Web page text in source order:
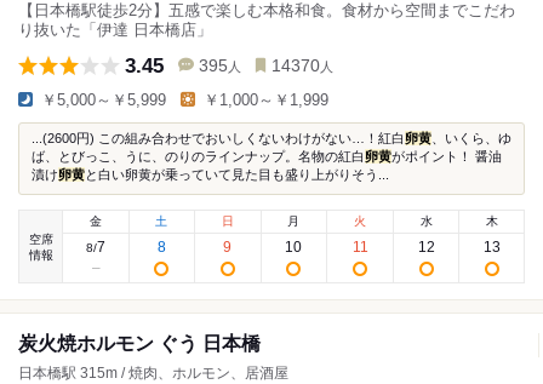
【日本橋駅徒歩2分】五感で楽しむ本格和食。食材から空間までこだわ
り抜いた「伊達 日本橋店」
3.45 395 人 14370 人
￥5,000～￥5,999 ￥1,000～￥1,999
...(2600円) この組み合わせでおいしくないわけがない…！紅白卵黄 、いくら、ゆ
ば、とびっこ、うに、のりのラインナップ。名物の紅白卵黄がポイント！ 醤油
漬け卵黄と白い卵黄が乗っていて見た目も盛り上がりそう...
空席
情報
金
8/7
土
8
日
9
月
10
火
11
水
12
木
13
炭火焼ホルモン ぐう 日本橋
日本橋駅 315m / 焼肉、ホルモン、居酒屋